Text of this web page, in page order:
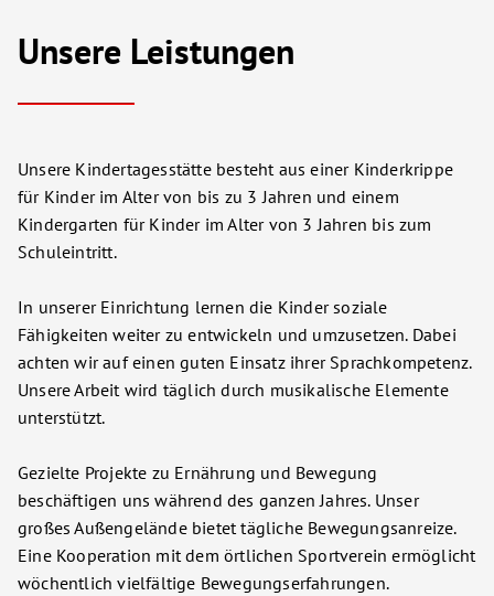
Unsere Leistungen
Unsere Kindertagesstätte besteht aus einer Kinderkrippe
für Kinder im Alter von bis zu 3 Jahren und einem
Kindergarten für Kinder im Alter von 3 Jahren bis zum
Schuleintritt.
In unserer Einrichtung lernen die Kinder soziale
Fähigkeiten weiter zu entwickeln und umzusetzen. Dabei
achten wir auf einen guten Einsatz ihrer Sprachkompetenz.
Unsere Arbeit wird täglich durch musikalische Elemente
unterstützt.
Gezielte Projekte zu Ernährung und Bewegung
beschäftigen uns während des ganzen Jahres. Unser
großes Außengelände bietet tägliche Bewegungsanreize.
Eine Kooperation mit dem örtlichen Sportverein ermöglicht
wöchentlich vielfältige Bewegungserfahrungen.